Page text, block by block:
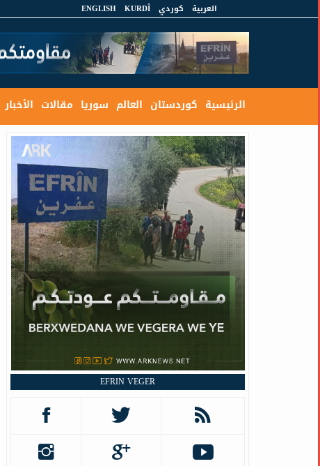
العربية كوردي KURDÎ
ENGLISH
الرئيسية كوردستان العالم سوريا مقالات الأخبار
EFRIN VEGER